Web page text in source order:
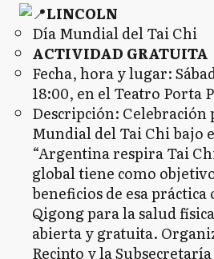
LINCOLN
Día Mundial del Tai Chi
ACTIVIDAD GRATUITA
Fecha, hora y lugar:
18:00, en el Teatro Porta
Descripción: Celebración
Mundial del Tai Chi bajo
“Argentina respira Tai
global tiene como
beneficios de esa
Qigong para la salud
abierta y gratuita.
Recinto y la